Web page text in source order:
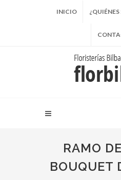
INICIO
RAMO
BOUQUET